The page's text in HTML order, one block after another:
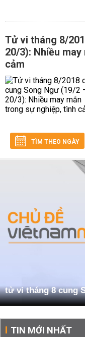
Tử vi tháng 8/
20/3): Nhiều
cảm
TÌM THEO NGÀY
tử vi tháng 8 cung
TIN MỚI NHẤT